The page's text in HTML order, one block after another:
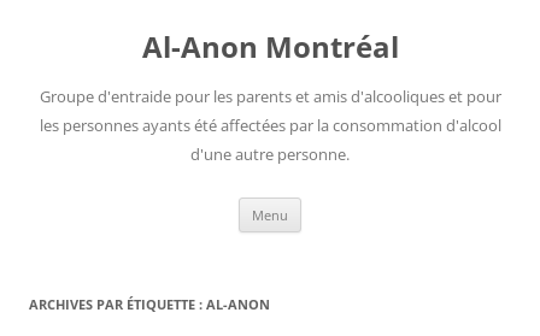
Al-Anon Montréal
Groupe d'entraide pour les parents et amis d'alcooliques et pour
les personnes ayants été affectées par la consommation d'alcool
d'une autre personne.
Menu
ARCHIVES PAR ÉTIQUETTE : AL-ANON